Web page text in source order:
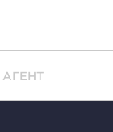
АГЕНТ